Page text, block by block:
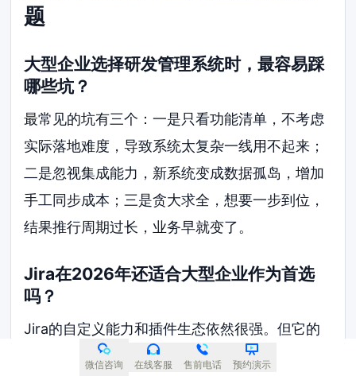
题
大型企业选择研发管理系统时，最容易踩
哪些坑？
最常见的坑有三个：一是只看功能清单，不考虑
实际落地难度，导致系统太复杂一线用不起来；
二是忽视集成能力，新系统变成数据孤岛，增加
手工同步成本；三是贪大求全，想要一步到位，
结果推行周期过长，业务早就变了。
Jira在2026年还适合大型企业作为首选
吗？
Jira的自定义能力和插件生态依然很强。但它的
学习成本高，配置维护需要专人负责，整体拥有
微信咨询 在线客服 售前电话 预约演示